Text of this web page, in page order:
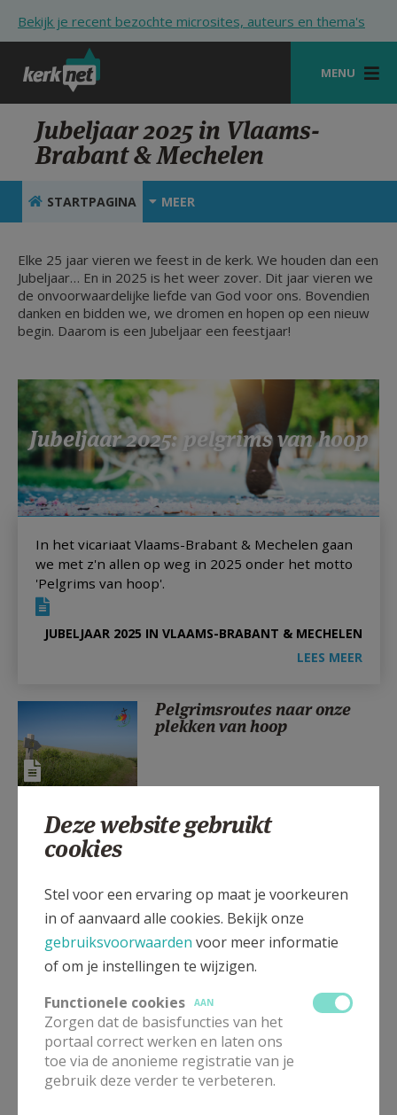
Bekijk je recent bezochte microsites, auteurs en thema's
MENU
STARTPAGINA
KERK
VIERINGEN
ZOEKEN
HULP
STARTPAGINA PORTAAL
MIJN PAROCHIE
AANMELDEN OF REGISTREREN
Jubeljaar 2025 in Vlaams-
Brabant & Mechelen
STARTPAGINA MEER
Elke 25 jaar vieren we feest in de kerk. We houden dan een
Jubeljaar… En in 2025 is het weer zover. Dit jaar vieren we
de onvoorwaardelijke liefde van God voor ons. Bovendien
danken en bidden we, we dromen en hopen op een nieuw
begin. Daarom is een Jubeljaar een feestjaar!
Jubeljaar 2025: pelgrims van hoop
In het vicariaat Vlaams-Brabant & Mechelen gaan
we met z'n allen op weg in 2025 onder het motto
'Pelgrims van hoop'.
JUBELJAAR 2025 IN VLAAMS-BRABANT & MECHELEN
LEES MEER
Pelgrimsroutes naar onze
plekken van hoop
Bezinningstocht met
Materiaal Jubeljaar 2025
Virtuele pelgrimstocht langs
de 7 basilieken van Rome
Deze website gebruikt
cookies
Stel voor een ervaring op maat je voorkeuren
in of aanvaard alle cookies. Bekijk onze
gebruiksvoorwaarden voor meer informatie
of om je instellingen te wijzigen.
Functionele cookies
AAN
Zorgen dat de basisfuncties van het
portaal correct werken en laten ons
toe via de anonieme registratie van je
gebruik deze verder te verbeteren.